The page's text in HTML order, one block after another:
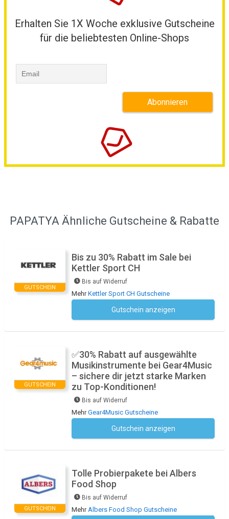
Erhalten Sie 1X Woche exklusive Gutscheine
für die beliebtesten Online-Shops
PAPATYA Ähnliche Gutscheine & Rabatte
GUTSCHEIN
Bis zu 30% Rabatt im Sale bei
Kettler Sport CH
Bis auf Widerruf
MehrKettler Sport CH Gutscheine
Gutschein anzeigen
GUTSCHEIN
✅30% Rabatt auf ausgewählte
Musikinstrumente bei Gear4Music
– sichere dir jetzt starke Marken
zu Top-Konditionen!
Bis auf Widerruf
MehrGear4Music Gutscheine
Gutschein anzeigen
GUTSCHEIN
Tolle Probierpakete bei Albers
Food Shop
Bis auf Widerruf
MehrAlbers Food Shop Gutscheine